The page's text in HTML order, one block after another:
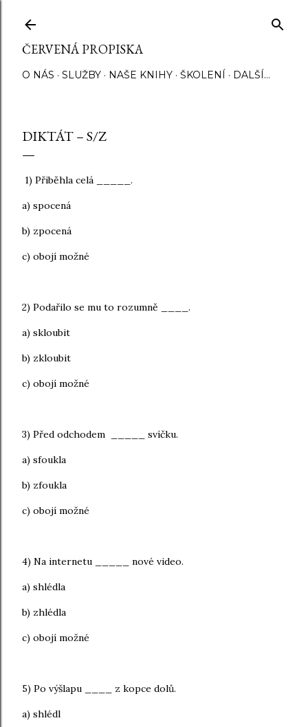
ČERVENÁ PROPISKA
O NÁS SLUŽBY NAŠE KNIHY ŠKOLENÍ DALŠÍ…
DIKTÁT – S/Z
1) Přiběhla celá _____.
a) spocená
b) zpocená
c) obojí možné
2) Podařilo se mu to rozumně ____.
a) skloubit
b) zkloubit
c) obojí možné
3) Před odchodem _____ svíčku.
a) sfoukla
b) zfoukla
c) obojí možné
4) Na internetu _____ nové video.
a) shlédla
b) zhlédla
c) obojí možné
5) Po výšlapu ____ z kopce dolů.
a) shlédl